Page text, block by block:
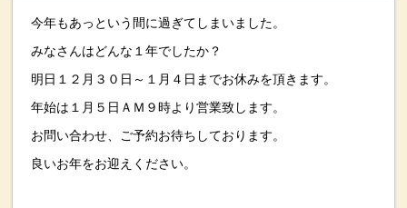
今年もあっという間に過ぎてしまいました。
みなさんはどんな１年でしたか？
明日１２月３０日～１月４日までお休みを頂きます。
年始は１月５日ＡＭ９時より営業致します。
お問い合わせ、ご予約お待ちしております。
良いお年をお迎えください。